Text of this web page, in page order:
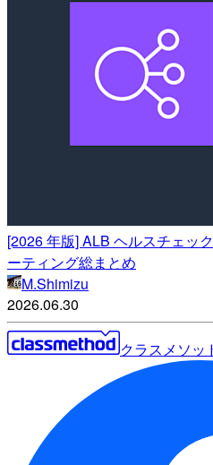
[2026 年版] ALB ヘルスチェッ
ーティング総まとめ
M.Shimizu
2026.06.30
クラスメソッ